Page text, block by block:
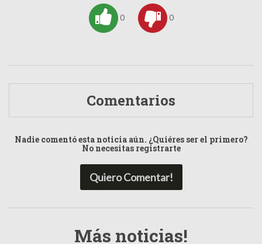
0 0
Comentarios
Nadie comentó esta noticia aún. ¿Quiéres ser el primero?
No necesitas registrarte
Quiero Comentar!
Más noticias!